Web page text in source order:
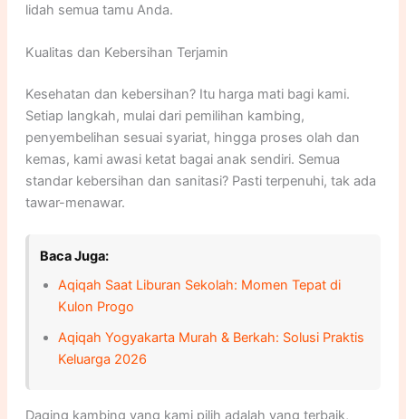
lidah semua tamu Anda.
Kualitas dan Kebersihan Terjamin
Kesehatan dan kebersihan? Itu harga mati bagi kami.
Setiap langkah, mulai dari pemilihan kambing,
penyembelihan sesuai syariat, hingga proses olah dan
kemas, kami awasi ketat bagai anak sendiri. Semua
standar kebersihan dan sanitasi? Pasti terpenuhi, tak ada
tawar-menawar.
Baca Juga:
Aqiqah Saat Liburan Sekolah: Momen Tepat di
Kulon Progo
Aqiqah Yogyakarta Murah & Berkah: Solusi Praktis
Keluarga 2026
Daging kambing yang kami pilih adalah yang terbaik,